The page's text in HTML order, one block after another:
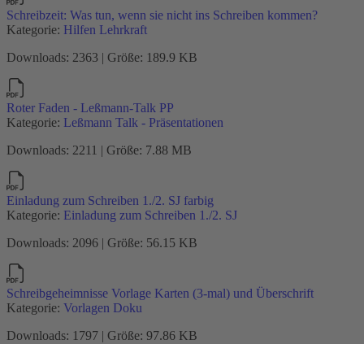
Schreibzeit: Was tun, wenn sie nicht ins Schreiben kommen?
Kategorie: Hilfen Lehrkraft
Downloads: 2363 | Größe: 189.9 KB
Roter Faden - Leßmann-Talk PP
Kategorie: Leßmann Talk - Präsentationen
Downloads: 2211 | Größe: 7.88 MB
Einladung zum Schreiben 1./2. SJ farbig
Kategorie: Einladung zum Schreiben 1./2. SJ
Downloads: 2096 | Größe: 56.15 KB
Schreibgeheimnisse Vorlage Karten (3-mal) und Überschrift
Kategorie: Vorlagen Doku
Downloads: 1797 | Größe: 97.86 KB